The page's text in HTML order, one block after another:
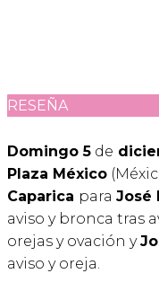
RESEÑA
Domingo 5 de
Plaza México
Caparica para José
aviso y bronca tras
orejas y ovación y
aviso y oreja.